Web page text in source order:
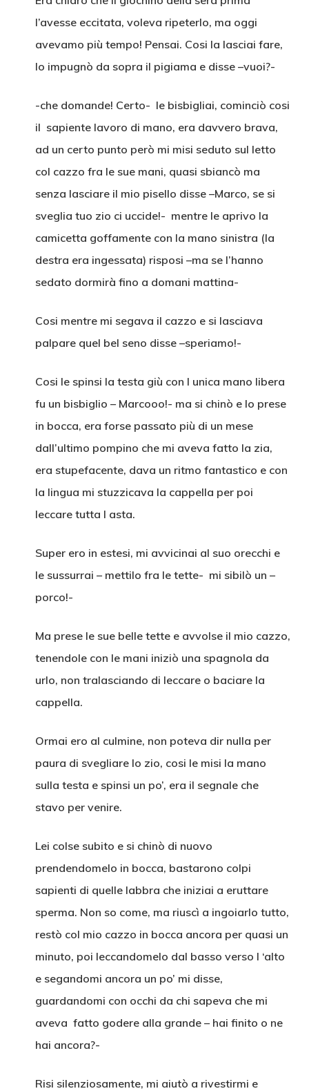
l’avesse eccitata, voleva ripeterlo, ma oggi
avevamo più tempo! Pensai. Cosi la lasciai fare,
lo impugnò da sopra il pigiama e disse –vuoi?-
-che domande! Certo- le bisbigliai, cominciò cosi
il sapiente lavoro di mano, era davvero brava,
ad un certo punto però mi misi seduto sul letto
col cazzo fra le sue mani, quasi sbiancò ma
senza lasciare il mio pisello disse –Marco, se si
sveglia tuo zio ci uccide!- mentre le aprivo la
camicetta goffamente con la mano sinistra (la
destra era ingessata) risposi –ma se l’hanno
sedato dormirà fino a domani mattina-
Cosi mentre mi segava il cazzo e si lasciava
palpare quel bel seno disse –speriamo!-
Cosi le spinsi la testa giù con l unica mano libera
fu un bisbiglio – Marcooo!- ma si chinò e lo prese
in bocca, era forse passato più di un mese
dall’ultimo pompino che mi aveva fatto la zia,
era stupefacente, dava un ritmo fantastico e con
la lingua mi stuzzicava la cappella per poi
leccare tutta l asta.
Super ero in estesi, mi avvicinai al suo orecchi e
le sussurrai – mettilo fra le tette- mi sibilò un –
porco!-
Ma prese le sue belle tette e avvolse il mio cazzo,
tenendole con le mani iniziò una spagnola da
urlo, non tralasciando di leccare o baciare la
cappella.
Ormai ero al culmine, non poteva dir nulla per
paura di svegliare lo zio, cosi le misi la mano
sulla testa e spinsi un po’, era il segnale che
stavo per venire.
Lei colse subito e si chinò di nuovo
prendendomelo in bocca, bastarono colpi
sapienti di quelle labbra che iniziai a eruttare
sperma. Non so come, ma riuscì a ingoiarlo tutto,
restò col mio cazzo in bocca ancora per quasi un
minuto, poi leccandomelo dal basso verso l ‘alto
e segandomi ancora un po’ mi disse,
guardandomi con occhi da chi sapeva che mi
aveva fatto godere alla grande – hai finito o ne
hai ancora?-
Risi silenziosamente, mi aiutò a rivestirmi e